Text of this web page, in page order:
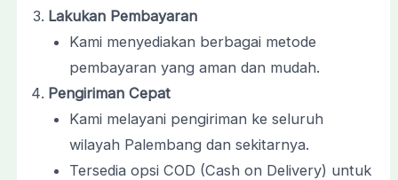
Lakukan Pembayaran
Kami menyediakan berbagai metode
pembayaran yang aman dan mudah.
Pengiriman Cepat
Kami melayani pengiriman ke seluruh
wilayah Palembang dan sekitarnya.
Tersedia opsi COD (Cash on Delivery) untuk